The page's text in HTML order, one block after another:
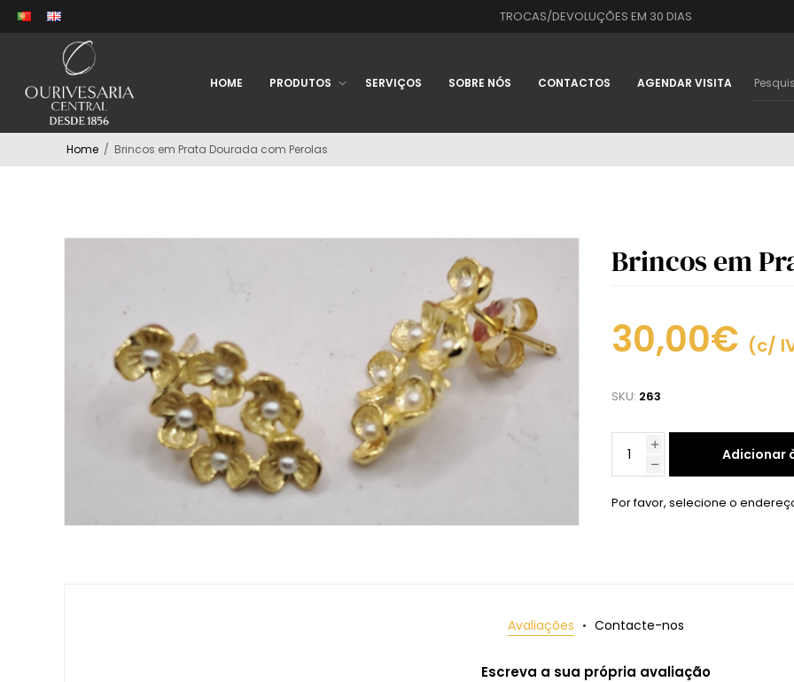
TROCAS/DEVOLUÇÕES EM 30 DIAS
HOME PRODUTOS SERVIÇOS SOBRE NÓS CONTACTOS AGENDAR VISITA
Home / Brincos em Prata Dourada com Perolas
Brincos em
30,00€ (c/
SKU: 263
Adicionar
Por favor, selecione o
Avaliações Contacte-nos
Escreva a sua própria avaliação